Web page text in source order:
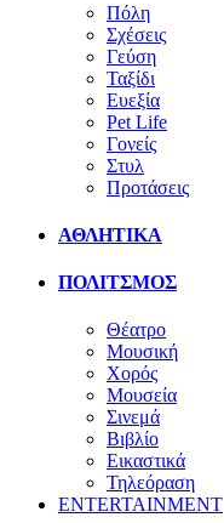
Πόλη
Σχέσεις
Γεύση
Ταξίδι
Ευεξία
Pet Life
Γονείς
Στυλ
Προτάσεις
ΑΘΛΗΤΙΚΑ
ΠΟΛΙΤΣΜΟΣ
Θέατρο
Μουσική
Χορός
Μουσεία
Σινεμά
Βιβλίο
Εικαστικά
Τηλεόραση
ENTERTAINMENT